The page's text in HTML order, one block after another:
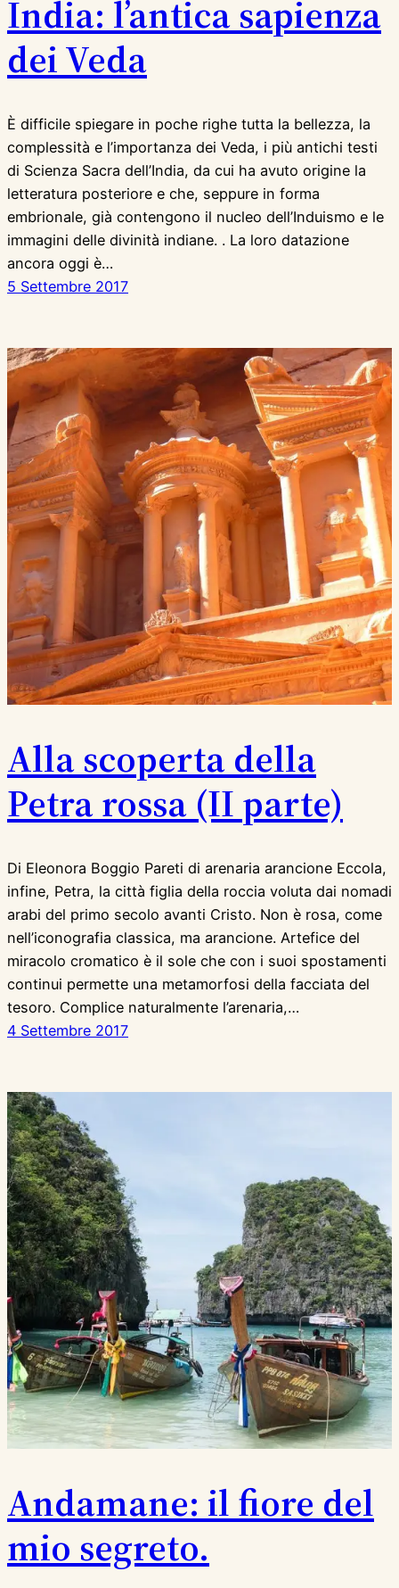
India: l’antica sapienza
dei Veda
È difficile spiegare in poche righe tutta la bellezza, la
complessità e l’importanza dei Veda, i più antichi testi
di Scienza Sacra dell’India, da cui ha avuto origine la
letteratura posteriore e che, seppure in forma
embrionale, già contengono il nucleo dell’Induismo e le
immagini delle divinità indiane. . La loro datazione
ancora oggi è…
5 Settembre 2017
Alla scoperta della
Petra rossa (II parte)
Di Eleonora Boggio Pareti di arenaria arancione Eccola,
infine, Petra, la città figlia della roccia voluta dai nomadi
arabi del primo secolo avanti Cristo. Non è rosa, come
nell’iconografia classica, ma arancione. Artefice del
miracolo cromatico è il sole che con i suoi spostamenti
continui permette una metamorfosi della facciata del
tesoro. Complice naturalmente l’arenaria,…
4 Settembre 2017
Andamane: il fiore del
mio segreto.